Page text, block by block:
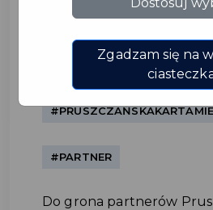
KROSS S.A. –
Pruszczańskiej
Mieszkańca
#PARTNER
Do grona partnerów
Dostosuj
Zgadzam się na